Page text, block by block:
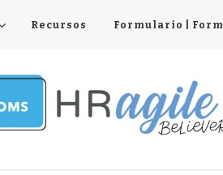
Recursos Formulario | Form